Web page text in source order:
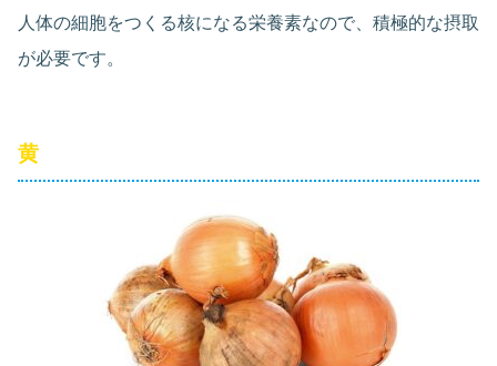
人体の細胞をつくる核になる栄養素なので、積極的な摂取
が必要です。
黄